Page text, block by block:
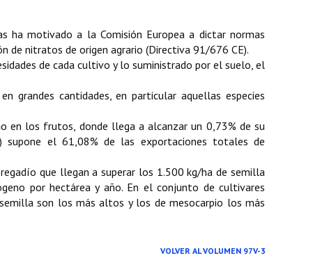
ha motivado a la Comisión Europea a dictar normas
de nitratos de origen agrario (Directiva 91/676 CE).
de cada cultivo y lo suministrado por el suelo, el
grandes cantidades, en particular aquellas especies
en los frutos, donde llega a alcanzar un 0,73% de su
el 61,08% de las exportaciones totales de
que llegan a superar los 1.500 kg/ha de semilla
por hectárea y año. En el conjunto de cultivares
son los más altos y los de mesocarpio los más
VOLVER AL VOLUMEN 97V-3